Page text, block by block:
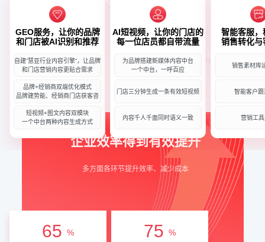
GEO服务，让你的品牌
和门店被AI识别和推荐
自建”慧亚行业内容引擎“，让品牌
和门店营销内容更贴合需求
品牌+经销商双端优化模式
品牌建势能、经销商门店获客咨
短视频+图文内容双模块
一个中台两种内容生成方式
AI短视频，让你的门店的
每一位店员都自带流量
为品牌搭建新媒体内容中台
一个中台，一呼百应
门店三分钟生成一条有效短视频
内容千人千面同时语义一致
智能客服，
销售转化与
销售素材库
智能客户跟
营销工
企业效率得到有效提升
多方面各环节提升效率、减少成本
65 % 75 %